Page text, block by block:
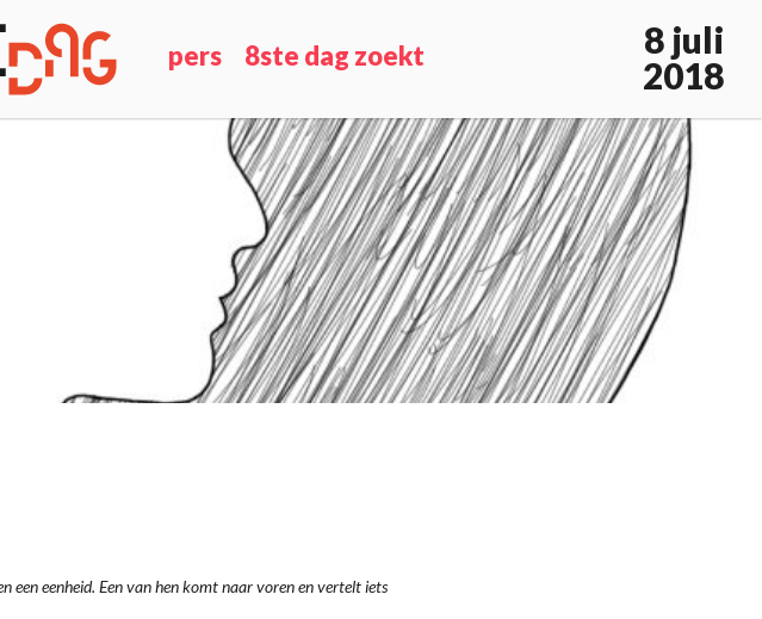
pers 8ste dag zoekt
8 juli
2018
een eenheid. Een van hen komt naar voren en vertelt iets